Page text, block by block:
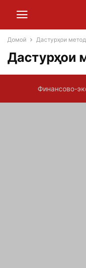
Домой Дастурҳои
Дастурҳои
Финансово-